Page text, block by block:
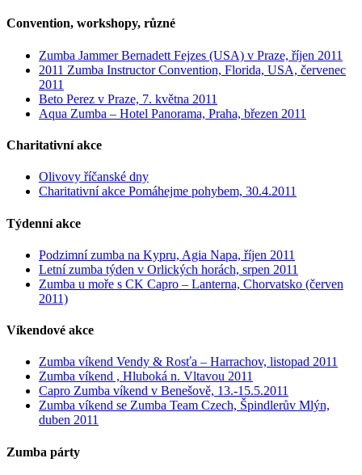
Convention, workshopy, různé
Zumba Jammer Bernadett Fejzes (USA) v Praze, říjen 2011
2011 Zumba Instructor Convention, Florida, USA, červenec
2011
Beto Perez v Praze, 7. května 2011
Aqua Zumba – Hotel Panorama, Praha, březen 2011
Charitativní akce
Olivovy říčanské dny
Charitativní akce Pomáhejme pohybem, 30.4.2011
Týdenní akce
Podzimní zumba na Kypru, Agia Napa, říjen 2011
Letní zumba týden v Orlických horách, srpen 2011
Zumba u moře s CK Capro – Lanterna, Chorvatsko (červen
2011)
Víkendové akce
Zumba víkend Vendy & Rosťa – Harrachov, listopad 2011
Zumba víkend , Hluboká n. Vltavou 2011
Capro Zumba víkend v Benešově, 13.-15.5.2011
Zumba víkend se Zumba Team Czech, Špindlerův Mlýn,
duben 2011
Zumba párty